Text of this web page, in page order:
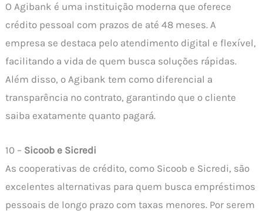
O Agibank é uma instituição moderna que oferece
crédito pessoal com prazos de até 48 meses. A
empresa se destaca pelo atendimento digital e flexível,
facilitando a vida de quem busca soluções rápidas.
Além disso, o Agibank tem como diferencial a
transparência no contrato, garantindo que o cliente
saiba exatamente quanto pagará.
10 – Sicoob e Sicredi
As cooperativas de crédito, como Sicoob e Sicredi, são
excelentes alternativas para quem busca empréstimos
pessoais de longo prazo com taxas menores. Por serem